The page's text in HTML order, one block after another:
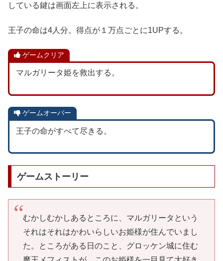
している鍵は画面左上に表示される。
王子の命は4人分。得点が１万点ごとに1UPする。
ゲームクリア
マルガリータ姫を救出する。
ゲームオーバー
王子の命がすべて尽きる。
ゲームストーリー
むかしむかしあるところに、マルガリータという
それはそれはかわいらしいお姫様が住んでいまし
た。ところがある日のこと、グロッケン城に住む